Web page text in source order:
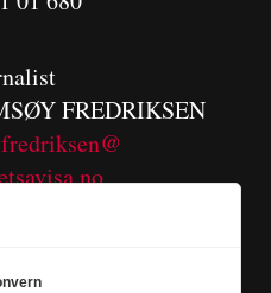
FREDRIKSEN